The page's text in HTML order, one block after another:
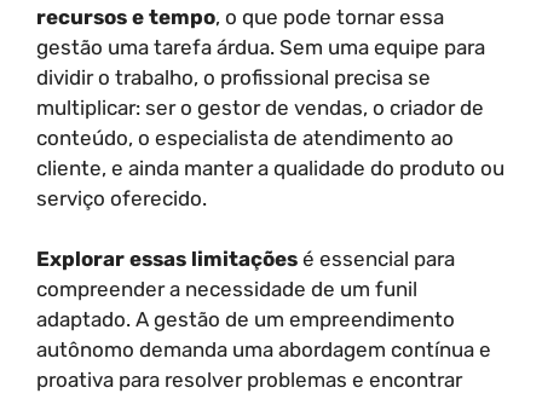
recursos e tempo, o que pode tornar essa
gestão uma tarefa árdua. Sem uma equipe para
dividir o trabalho, o profissional precisa se
multiplicar: ser o gestor de vendas, o criador de
conteúdo, o especialista de atendimento ao
cliente, e ainda manter a qualidade do produto ou
serviço oferecido.
Explorar essas limitações é essencial para
compreender a necessidade de um funil
adaptado. A gestão de um empreendimento
autônomo demanda uma abordagem contínua e
proativa para resolver problemas e encontrar